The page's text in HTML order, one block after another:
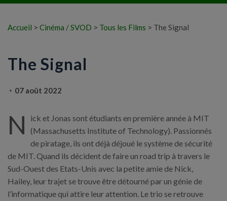
Accueil > Cinéma / SVOD > Tous les Films > The Signal
The Signal
07 août 2022
N
ick et Jonas sont étudiants en première année à MIT
(Massachusetts Institute of Technology). Passionnés
de piratage, ils ont déjà déjoué le système de sécurité
de MIT. Quand ils décident de faire un road trip à travers le
Sud-Ouest des Etats-Unis avec la petite amie de Nick,
Hailey, leur trajet se trouve être détourné par un génie de
l’informatique qui attire leur attention. Le trio se retrouve